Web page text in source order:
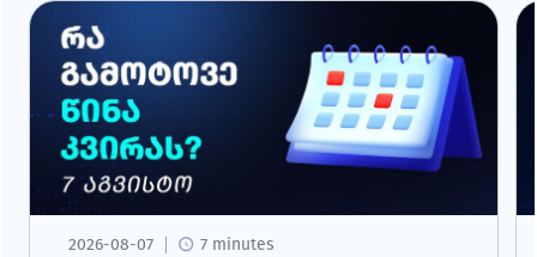
2026-08-07 7 minutes